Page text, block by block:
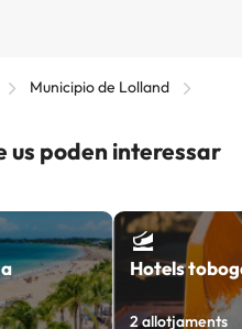
Municipio de Lolland
us poden interessar
Hotels
2allotjaments